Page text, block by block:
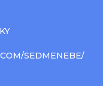
SEDMENEBE/